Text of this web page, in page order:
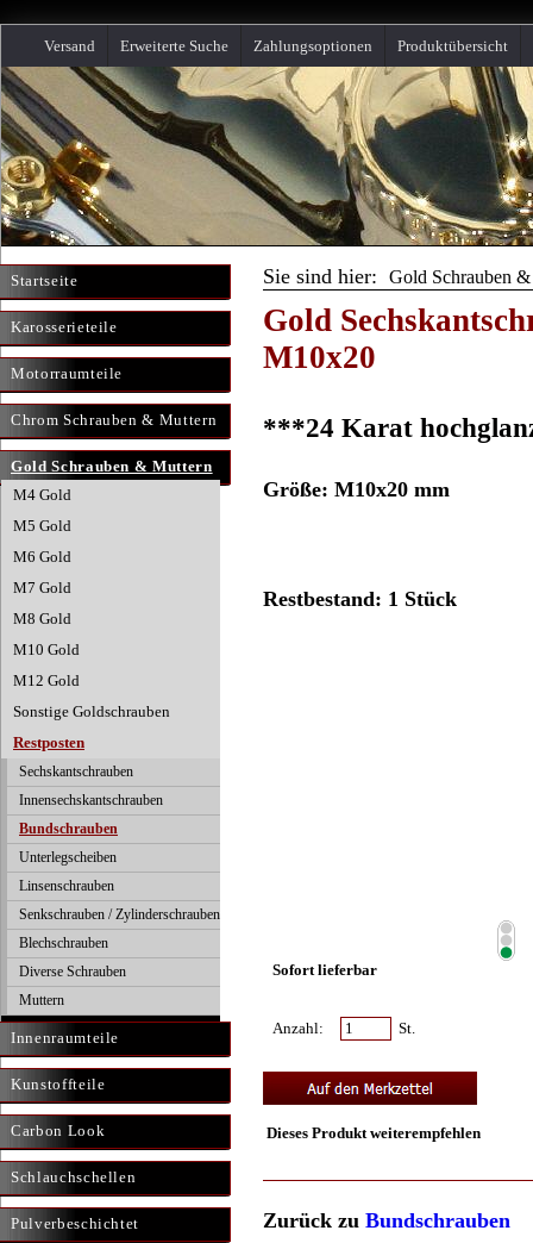
Produktübersicht
Zahlungsoptionen
Erweiterte Suche
Versand
Startseite
Karosserieteile
Motorraumteile
Chrom Schrauben & Muttern
Gold Schrauben & Muttern
M4 Gold
M5 Gold
M6 Gold
M7 Gold
M8 Gold
M10 Gold
M12 Gold
Sonstige Goldschrauben
Restposten
Sechskantschrauben
Innensechskantschrauben
Bundschrauben
Unterlegscheiben
Linsenschrauben
Senkschrauben / Zylinderschrauben
Blechschrauben
Diverse Schrauben
Muttern
Innenraumteile
Kunstoffteile
Carbon Look
Schlauchschellen
Pulverbeschichtet
Sie sind hier: Gold Schrauben
Gold
M10x20
***24 Karat
Größe: M10x20 mm
Restbestand: 1 Stück
Sofort lieferbar
Anzahl: St.
Dieses Produkt weiterempfehlen
Zurück zu Bundschrauben